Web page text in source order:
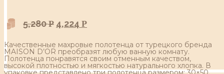
5,280Р 4,224 Р
Качественные махровые полотенца от турецкого бренда
MAISON D’OR преобразят любую ванную комнату.
Полотенца понравятся своим отменным качеством,
высокой плотностью и мягкостью натурального хлопка. В